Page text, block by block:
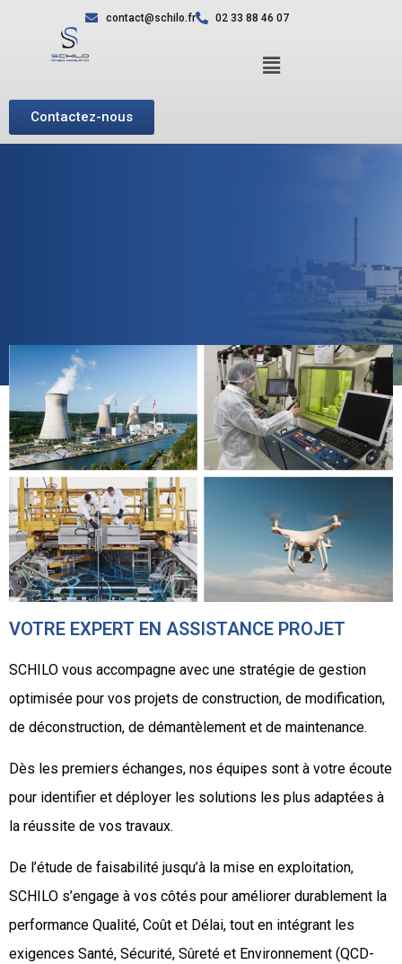
contact@schilo.fr 02 33 88 46 07
Contactez-nous
VOTRE EXPERT EN ASSISTANCE PROJET
SCHILO vous accompagne avec une stratégie de gestion
optimisée pour vos projets de construction, de modification,
de déconstruction, de démantèlement et de maintenance.
Dès les premiers échanges, nos équipes sont à votre écoute
pour identifier et déployer les solutions les plus adaptées à
la réussite de vos travaux.
De l’étude de faisabilité jusqu’à la mise en exploitation,
SCHILO s’engage à vos côtés pour améliorer durablement la
performance Qualité, Coût et Délai, tout en intégrant les
exigences Santé, Sécurité, Sûreté et Environnement (QCD-